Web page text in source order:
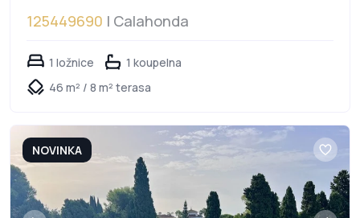
125449690 | Calahonda
1 ložnice
1 koupelna
46 m² / 8 m² terasa
NOVINKA